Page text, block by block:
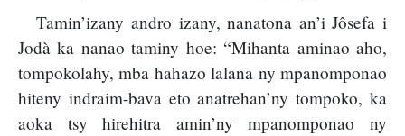
Tamin’izany andro izany, nanatona an’i Jôsefa i
Jodà ka nanao taminy hoe: “Mihanta aminao aho,
tompokolahy, mba hahazo lalana ny mpanomponao
hiteny indraim-bava eto anatrehan’ny tompoko, ka
aoka tsy hirehitra amin’ny mpanomponao ny